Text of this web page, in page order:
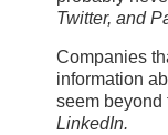
Twitter, and
Companies
information
seem beyond
LinkedIn.